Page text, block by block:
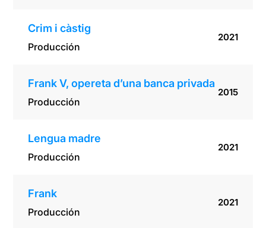
Crim i càstig
Producción
2021
Frank V, opereta d’una banca privada
Producción
2015
Lengua madre
Producción
2021
Frank
Producción
2021